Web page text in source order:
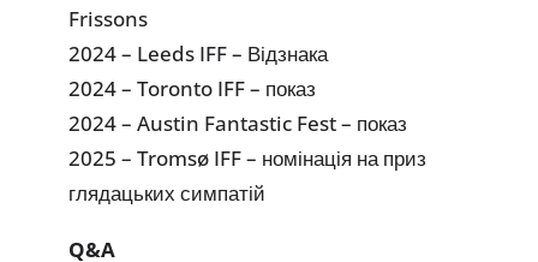
Frissons
2024 – Leeds IFF – Відзнака
2024 – Toronto IFF – показ
2024 – Austin Fantastic Fest – показ
2025 – Tromsø IFF – номінація на приз
глядацьких симпатій
Q&A